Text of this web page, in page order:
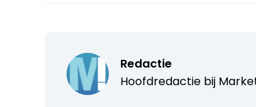
Redactie
Hoofdredactie bij